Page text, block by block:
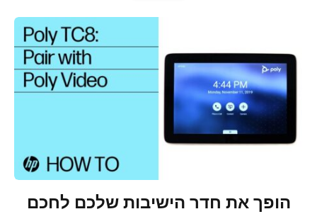
הופך את חדר הישיבות שלכם לחכם